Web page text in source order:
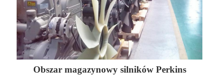
Obszar magazynowy silników Perkins